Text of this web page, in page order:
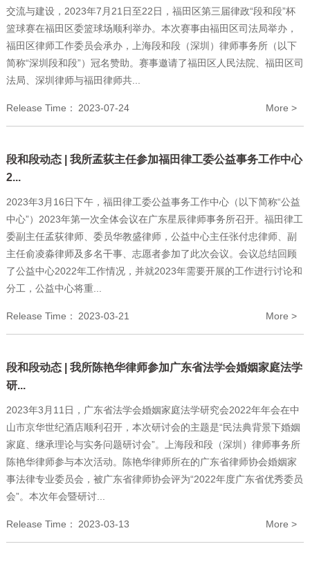
交流与建设，2023年7月21日至22日，福田区第三届律政“段和段”杯
篮球赛在福田区委篮球场顺利举办。本次赛事由福田区司法局举办，
福田区律师工作委员会承办，上海段和段（深圳）律师事务所（以下
简称“深圳段和段”）冠名赞助。赛事邀请了福田区人民法院、福田区司
法局、深圳律师与福田律师共...
Release Time： 2023-07-24 More >
段和段动态 | 我所孟荻主任参加福田律工委公益事务工作中心
2...
2023年3月16日下午，福田律工委公益事务工作中心（以下简称“公益
中心”）2023年第一次全体会议在广东星辰律师事务所召开。福田律工
委副主任孟荻律师、委员华教盛律师，公益中心主任张付忠律师、副
主任俞凌淼律师及多名干事、志愿者参加了此次会议。会议总结回顾
了公益中心2022年工作情况，并就2023年需要开展的工作进行讨论和
分工，公益中心将重...
Release Time： 2023-03-21 More >
段和段动态 | 我所陈艳华律师参加广东省法学会婚姻家庭法学
研...
2023年3月11日，广东省法学会婚姻家庭法学研究会2022年年会在中
山市京华世纪酒店顺利召开，本次研讨会的主题是“民法典背景下婚姻
家庭、继承理论与实务问题研讨会”。上海段和段（深圳）律师事务所
陈艳华律师参与本次活动。陈艳华律师所在的广东省律师协会婚姻家
事法律专业委员会，被广东省律师协会评为“2022年度广东省优秀委员
会”。本次年会暨研讨...
Release Time： 2023-03-13 More >